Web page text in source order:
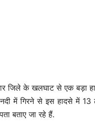
जिले के खलघाट से एक बड़ा
नदी में गिरने से इस हादसे में 13
बताए जा रहे हैं.
की घोषणा,